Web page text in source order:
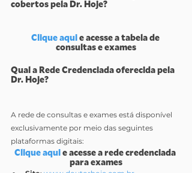
cobertos pela Dr. Hoje?
Clique aqui e acesse a tabela de
consultas e exames
Qual a Rede Credenciada oferecida pela
Dr. Hoje?
A rede de consultas e exames está disponível
exclusivamente por meio das seguintes
plataformas digitais:
Clique aqui e acesse a rede credenciada
para exames